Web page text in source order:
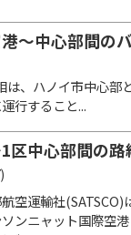
～中心部間の
、ハノイ市中心部
行すること...
中心部間の路
空運輸社(SATSCO)
ンニャット国際空